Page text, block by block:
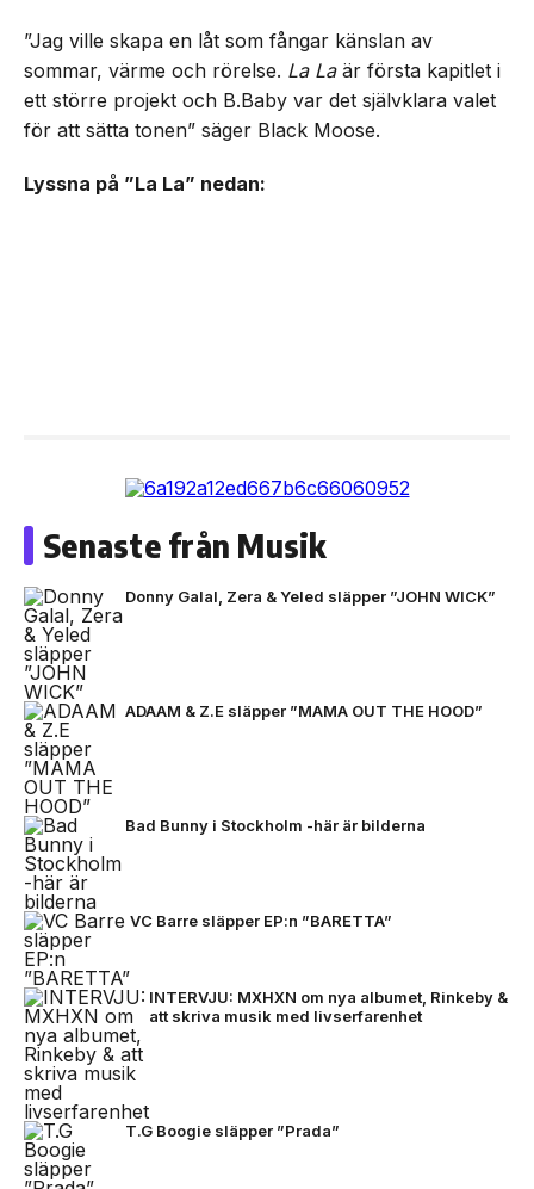
”Jag ville skapa en låt som fångar känslan av
sommar, värme och rörelse. La Laär första kapitlet i
ett större projekt och B.Baby var det självklara valet
för att sätta tonen” säger Black Moose.
Lyssna på ”La La” nedan:
Senaste från Musik
Donny Galal, Zera & Yeled släpper ”JOHN WICK”
ADAAM & Z.E släpper ”MAMA OUT THE HOOD”
Bad Bunny i Stockholm -här är bilderna
VC Barre släpper EP:n ”BARETTA”
INTERVJU: MXHXN om nya albumet, Rinkeby &
att skriva musik med livserfarenhet
T.G Boogie släpper ”Prada”